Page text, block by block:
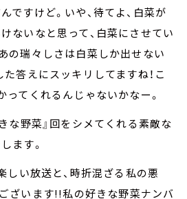
ですけど。いや、待てよ、白菜が
ないなと思って、白菜にさせてい
の瑞々しさは白菜しか出せない
た答えにスッキリしてますね！こ
ってくれるんじゃないかなー。
な野菜』回をシメてくれる素敵な
ます。
しい放送と、時折混ざる私の悪
ざいます!!私の好きな野菜ナンバ